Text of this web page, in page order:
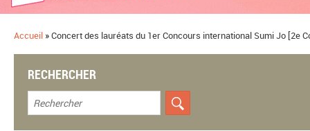
Accueil »Concert des lauréats du 1er Concours international Sumi Jo [2e
RECHERCHER